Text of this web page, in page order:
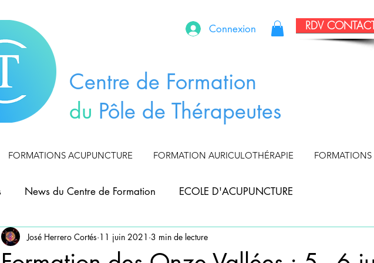
Connexion RDV
Centre de Formation
du Pôle de Thérapeutes
FORMATIONS ACUPUNCTURE FORMATION AURICULOTHÉRAPIE FORMATIONS
News du Centre de Formation ECOLE D'ACUPUNCTURE
AURICULOTHERAPIE ACUPUNCTURE ANIMAUX
José Herrero Cortés 11 juin 2021 3 min de lecture